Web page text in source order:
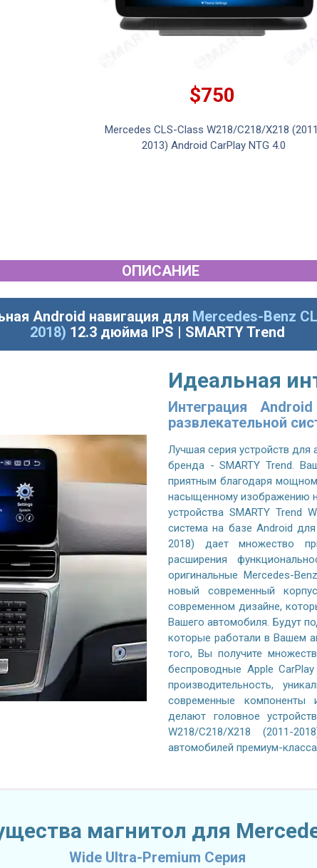
$750
Mercedes CLS-Class W218/C218/X218
2013) Android CarPlay NTG 4.0
ОПИСАНИЕ
Android навигация для Mercedes-Benz
2018) 12.3 дюйма IPS | SMARTY Trend
Идеальная
Интеграция
развлекательной
Лучшая серия устройств
бренда - SMARTY Trend.
приятным благодаря
насыщенному изображению
устройства SMARTY Trend
система на базе Android
2018) дает множество
расширения
оригинальные Mercedes-
новый современный
современном дизайне,
Вашего автомобиля. Будут
которые работали в Вашем
того, Вы получите
беспроводные Apple
производительность,
современные компоненты
делают головное
W218/C218/X218 (2011-
автомобилей премиум-
магнитол для
Wide Ultra-Premium Серия